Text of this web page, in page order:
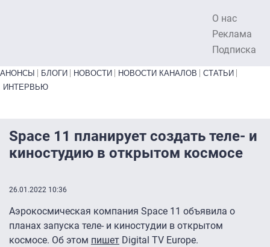
О нас
Реклама
Подписка
Primary links bottom
АНОНСЫ БЛОГИ НОВОСТИ НОВОСТИ КАНАЛОВ
СТАТЬИ
ИНТЕРВЬЮ
Space 11 планирует создать теле- и
киностудию в открытом космосе
26.01.2022 10:36
Аэрокосмическая компания Space 11 объявила о
планах запуска теле- и киностудии в открытом
космосе. Об этом пишет Digital TV Europe.